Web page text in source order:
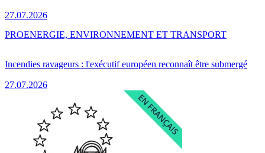
27.07.2026
Incendies ravageurs : l'exécutif européen reconnaît être submergé
27.07.2026
PROENERGIE, ENVIRONNEMENT ET TRANSPORT